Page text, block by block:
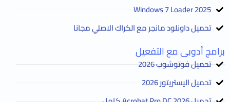
2025 Windows 7 Loader
تحميل داونلود مانجر مع الكراك الاصلي مجانا
برامج أدوبى مع التفعيل
تحميل فوتوشوب 2026
تحميل اليستريتور 2026